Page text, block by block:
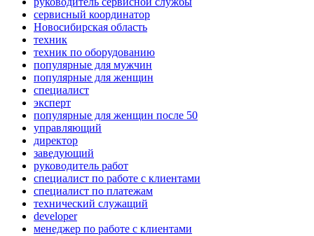
сервисный координатор
Новосибирская область
техник
техник по оборудованию
популярные для мужчин
популярные для женщин
специалист
эксперт
популярные для женщин после 50
управляющий
директор
заведующий
руководитель работ
специалист по работе с клиентами
специалист по платежам
технический служащий
developer
менеджер по работе с клиентами